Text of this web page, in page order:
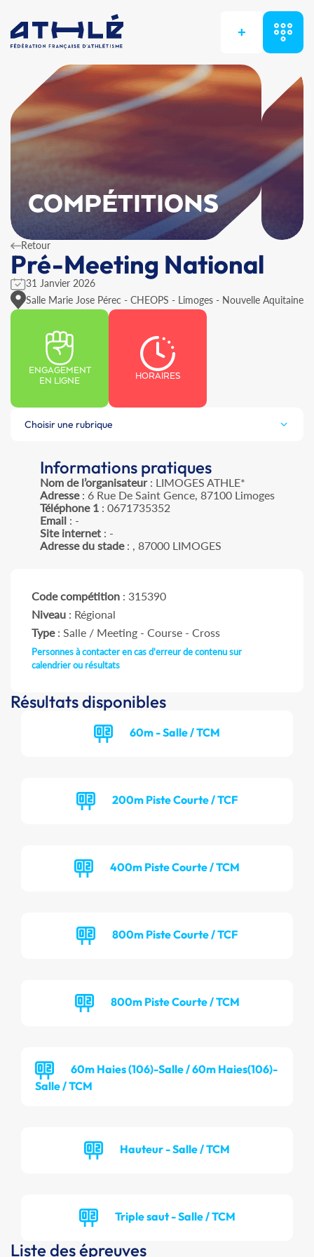
+
COMPÉTITIONS
Retour
Pré-Meeting National
31 Janvier 2026
Salle Marie Jose Pérec - CHEOPS - Limoges - Nouvelle Aquitaine
ENGAGEMENT
EN LIGNE
HORAIRES
Choisir une rubrique
Informations pratiques
Nom de l’organisateur: LIMOGES ATHLE*
Adresse: 6 Rue De Saint Gence, 87100 Limoges
Téléphone 1: 0671735352
Email: -
Site internet: -
Adresse du stade: , 87000 LIMOGES
Code compétition : 315390
Niveau : Régional
Type: Salle / Meeting - Course - Cross
Personnes à contacter en cas d'erreur de contenu sur
calendrier ou résultats
Résultats disponibles
60m - Salle / TCM
200m Piste Courte / TCF
400m Piste Courte / TCM
800m Piste Courte / TCF
800m Piste Courte / TCM
60m Haies (106)-Salle / 60m Haies(106)-
Salle / TCM
Hauteur - Salle / TCM
Triple saut - Salle / TCM
Liste des épreuves